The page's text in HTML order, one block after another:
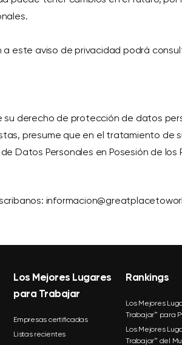
a este aviso de privacidad podrá
su derecho de protección de datos
presume que en el tratamiento de
Datos Personales en Posesión de
Los Mejores Lugares
para Trabajar
Empresas certificadas
Listas recientes
Rankings
Los Mejores
Trabajar™ para
Los Mejores
Trabajar™ del